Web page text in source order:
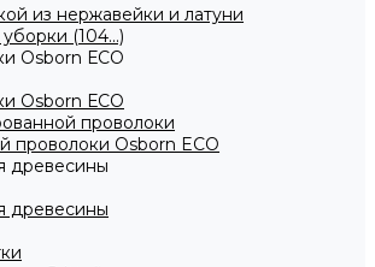
из нержавейки и латуни
(104...)
Osborn ЕСО
Osborn ЕСО
проволоки
проволоки Osborn ECO
древесины
древесины